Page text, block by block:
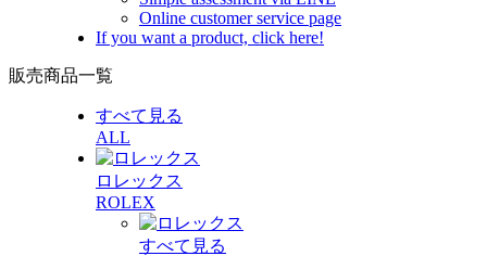
Online customer service page
If you want a product, click here!
販売商品一覧
すべて見る
ALL
ロレックス
ROLEX
すべて見る